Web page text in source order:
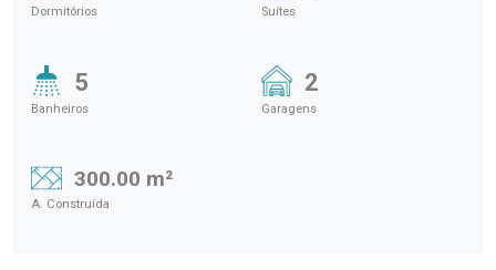
Dormitórios Suítes
5
Banheiros
2
Garagens
300.00 m²
A. Construída